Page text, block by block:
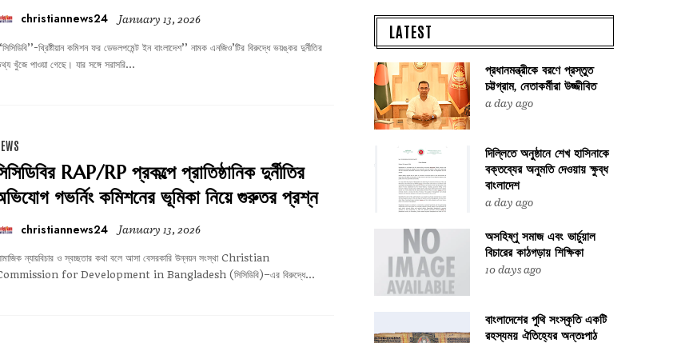
christiannews24 January 13, 2026
খ্রিষ্টীয়ান কমিশন ফর ডেভলপমেন্ট ইন বাংলাদেশ’’ নামক এনজিও’টির বিরুদ্ধে ভয়ঙ্কর দুর্নীতির
খুঁজে পাওয়া গেছে। যার সঙ্গে সরাসরি...
RAP/RP প্রকল্পে প্রাতিষ্ঠানিক দুর্নীতির
গভর্নিং কমিশনের ভূমিকা নিয়ে গুরুতর প্রশ্ন
christiannews24 January 13, 2026
ন্যায়বিচার ও স্বচ্ছতার কথা বলে আসা বেসরকারি উন্নয়ন সংস্থা Christian
for Development in Bangladesh (সিসিডিবি)–এর বিরুদ্ধে...
LATEST
প্রধানমন্ত্রীকে বরণে প্রস্তুত
চট্টগ্রাম, নেতাকর্মীরা উজ্জীবিত
a day ago
দিল্লিতে অনুষ্ঠানে শেখ হাসিনাকে
বক্তব্যের অনুমতি দেওয়ায় ক্ষুব্ধ
বাংলাদেশ
a day ago
অসহিষ্ণু সমাজ এবং ভার্চুয়াল
বিচারের কাঠগড়ায় শিক্ষিকা
10 days ago
বাংলাদেশের পুথি সংস্কৃতি একটি
রহস্যময় ঐতিহ্যের অন্তঃপাঠ